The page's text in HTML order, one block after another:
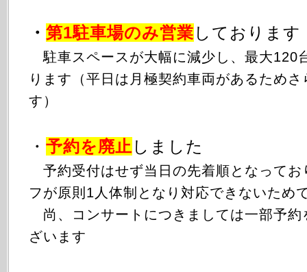
・ 第1駐車場のみ営業 しております
駐車スペースが大幅に減少し、最大120
ります（平日は月極契約車両があるため
す）
・ 予約を廃止 しました
予約受付はせず当日の先着順となってお
フが原則1人体制となり対応できないため
尚、コンサートにつきましては一部予約
ざいます